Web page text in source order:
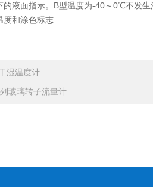
的液面指示。B型温度为-40～0℃不发
度和涂色标志
湿温度计
玻璃转子流量计